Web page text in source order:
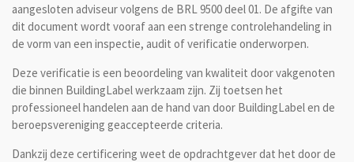
aangesloten adviseur volgens de BRL 9500 deel 01. De afgifte van
dit document wordt vooraf aan een strenge controlehandeling in
de vorm van een inspectie, audit of verificatie onderworpen.
Deze verificatie is een beoordeling van kwaliteit door vakgenoten
die binnen BuildingLabel werkzaam zijn. Zij toetsen het
professioneel handelen aan de hand van door BuildingLabel en de
beroepsvereniging geaccepteerde criteria.
Dankzij deze certificering weet de opdrachtgever dat het door de